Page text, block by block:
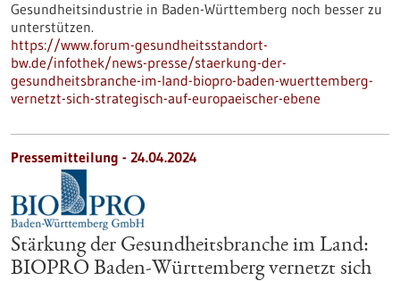
Gesundheitsindustrie in Baden-Württemberg noch besser zu
unterstützen.
https://www.forum-gesundheitsstandort-
bw.de/infothek/news-presse/staerkung-der-
gesundheitsbranche-im-land-biopro-baden-wuerttemberg-
vernetzt-sich-strategisch-auf-europaeischer-ebene
Pressemitteilung - 24.04.2024
Stärkung der Gesundheitsbranche im Land:
BIOPRO Baden-Württemberg vernetzt sich